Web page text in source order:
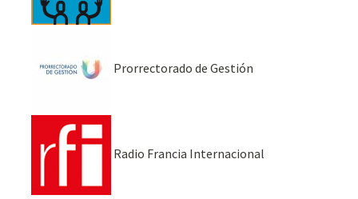
Prorrectorado de Gestión
Radio Francia Internacional